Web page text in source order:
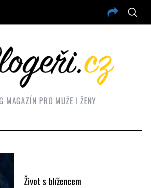
MAGAZÍN PRO MUŽE I ŽENY
Život s blížencem